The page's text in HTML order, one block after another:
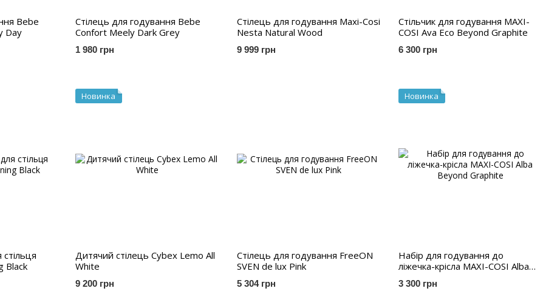
Bebe
Day
Стілець для годування Bebe
Confort Meely Dark Grey
1 980 грн
Стілець для годування Maxi-Cosi
Nesta Natural Wood
9 999 грн
Стільчик для годування MAXI-
COSI Ava Eco Beyond Graphite
6 300 грн
Black
Новинка
Дитячий стілець Cybex Lemo All
White
9 200 грн
Стілець для годування FreeON
SVEN de lux Pink
5 304 грн
Новинка
Набір для годування до
ліжечка-крісла MAXI-COSI Alba
Beyond Graphite
3 300 грн